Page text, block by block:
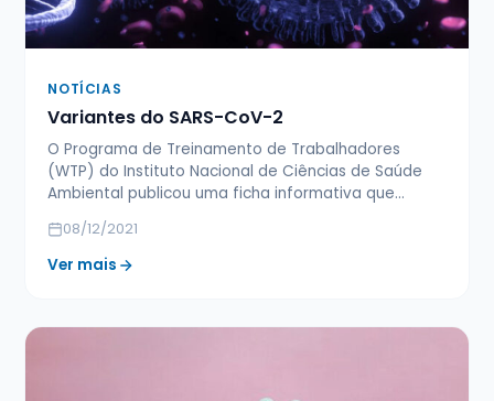
NOTÍCIAS
Variantes do SARS-CoV-2
O Programa de Treinamento de Trabalhadores
(WTP) do Instituto Nacional de Ciências de Saúde
Ambiental publicou uma ficha informativa que…
08/12/2021
Ver mais